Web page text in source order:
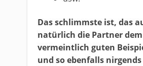
Das schlimmste ist, das
natürlich die Partner dem
vermeintlich guten
und so ebenfalls nirgends